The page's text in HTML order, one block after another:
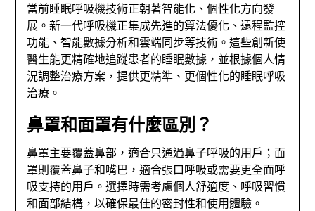
當前睡眠呼吸機技術正朝著智能化、個性化方向發
展。新一代呼吸機正集成先進的算法優化、遠程監控
功能、智能數據分析和雲端同步等技術。這些創新使
醫生能更精確地追蹤患者的睡眠數據，並根據個人情
況調整治療方案，提供更精準、更個性化的睡眠呼吸
治療。
鼻罩和面罩有什麼區別？
鼻罩主要覆蓋鼻部，適合只通過鼻子呼吸的用戶；面
罩則覆蓋鼻子和嘴巴，適合張口呼吸或需要更全面呼
吸支持的用戶。選擇時需考慮個人舒適度、呼吸習慣
和面部結構，以確保最佳的密封性和使用體驗。